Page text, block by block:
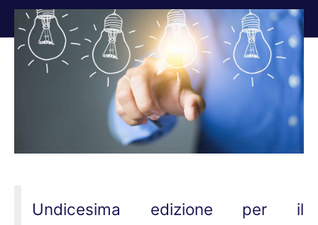
Tu sei qui:
Undicesima edizione per il